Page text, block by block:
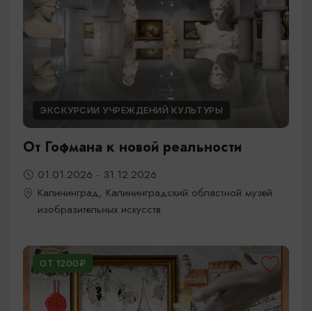
ЭКСКУРСИИ УЧРЕЖДЕНИЙ КУЛЬТУРЫ
От Гофмана к новой реальности
01.01.2026 - 31.12.2026
Калининград, Калининградский областной музей
изобразительных искусств
ОТ 1200₽